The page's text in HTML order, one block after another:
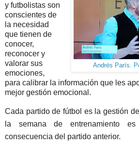
Andrés París.
y futbolistas son
conscientes de
la necesidad
que tienen de
conocer,
reconocer y
valorar sus
emociones,
para calibrar la información que les
mejor gestión emocional.
Cada partido de fútbol es la gestión
la semana de entrenamiento
consecuencia del partido anterior.